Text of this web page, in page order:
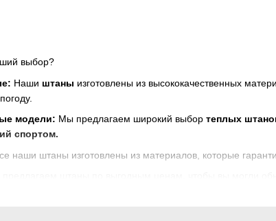
выбор?
Наши штаны изготовлены из высококачественных
модели: Мы предлагаем широкий выбор теплых
спортом.
наши штаны изготовлены из материалов, которые